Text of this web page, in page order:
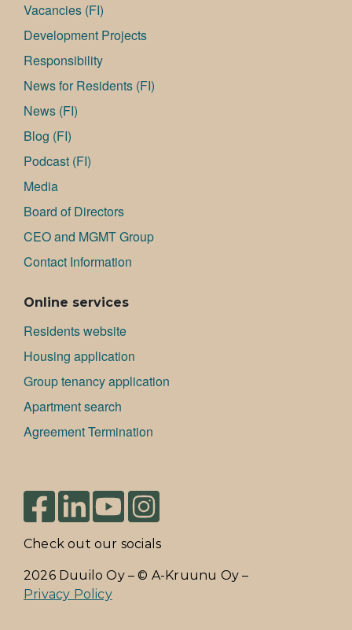
Va­can­cies (FI)
Development Projects
Responsibility
News for Residents (FI)
News (FI)
Blog (FI)
Podcast (FI)
Media
Board of Directors
CEO and MGMT Group
Contact Information
Online services
Residents website
Housing application
Group tenancy application
Apartment search
Agreement Termination
Check out our socials
2026 Duuilo Oy – © A-Kruunu Oy –
Privacy Policy